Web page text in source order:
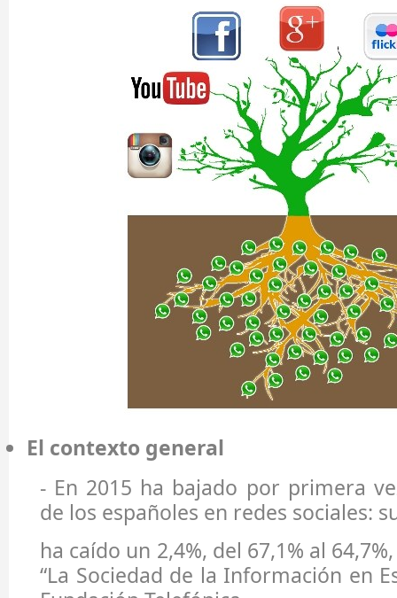
El contexto general
- En 2015 ha bajado por primera
de los españoles en redes sociales:
ha caído un 2,4%, del 67,1% al
“La Sociedad de la Información en